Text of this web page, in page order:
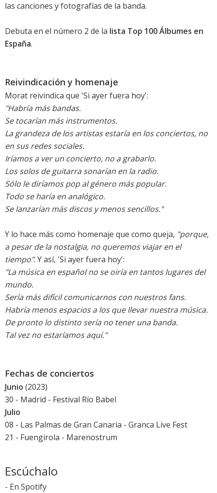
las canciones y fotografías de la banda.
Debuta en el número 2 de la lista Top 100 Álbumes en
España.
Reivindicación y homenaje
Morat reivindica que 'Si ayer fuera hoy':
"Habría más bandas.
Se tocarían más instrumentos.
La grandeza de los artistas estaría en los conciertos, no
en sus redes sociales.
Iríamos a ver un concierto, no a grabarlo.
Los solos de guitarra sonarían en la radio.
Sólo le diríamos pop al género más popular.
Todo se haría en analógico.
Se lanzarían más discos y menos sencillos."
Y lo hace más como homenaje que como queja, "porque,
a pesar de la nostalgia, no queremos viajar en el
tiempo". Y así, 'Si ayer fuera hoy':
"La música en español no se oiría en tantos lugares del
mundo.
Sería más difícil comunicarnos con nuestros fans.
Habría menos espacios a los que llevar nuestra música.
De pronto lo distinto sería no tener una banda.
Tal vez no estaríamos aquí."
Fechas de conciertos
Junio (2023)
30 - Madrid - Festival Río Babel
Julio
08 - Las Palmas de Gran Canaria - Granca Live Fest
21 - Fuengirola - Marenostrum
Escúchalo
- En Spotify